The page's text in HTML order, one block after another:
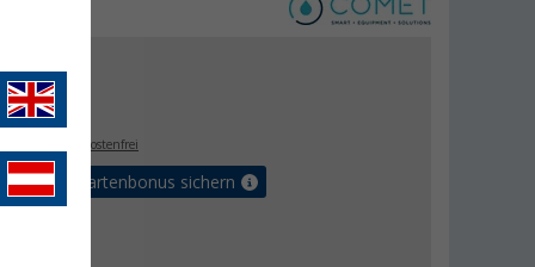
€
versandkostenfrei
Vorteilskartenbonus sichern